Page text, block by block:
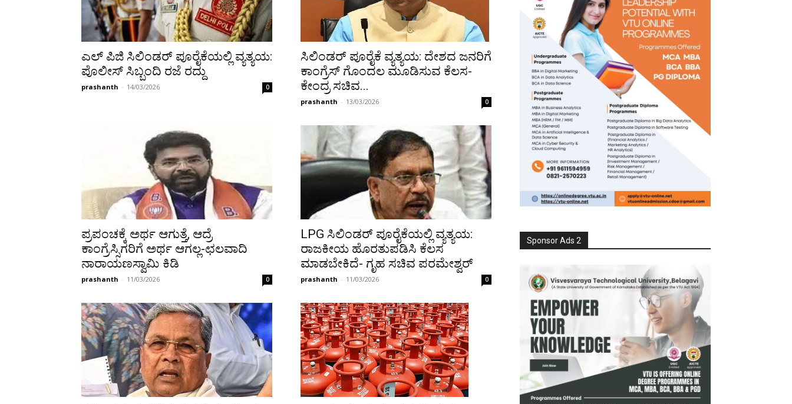
ಎಲ್ ಪಿಜಿ ಸಿಲಿಂಡರ್ ಪೂರೈಕೆಯಲ್ಲಿ ವ್ಯತ್ಯಯ:
ಪೊಲೀಸ್ ಸಿಬ್ಬಂದಿ ರಜೆ ರದ್ದು
prashanth - 14/03/2026 0
ಸಿಲಿಂಡರ್ ಪೂರೈಕೆ ವ್ಯತ್ಯಯ: ದೇಶದ ಜನರಿಗೆ
ಕಾಂಗ್ರೆಸ್ ಗೊಂದಲ ಮೂಡಿಸುವ ಕೆಲಸ-
ಕೇಂದ್ರ ಸಚಿವ...
prashanth - 13/03/2026 0
ಪ್ರಪಂಚಕ್ಕೆ ಅರ್ಥ ಆಗುತ್ತೆ, ಆದ್ರೆ
ಕಾಂಗ್ರೆಸ್ಸಿಗರಿಗೆ ಅರ್ಥ ಆಗಲ್ಲ-ಛಲವಾದಿ
ನಾರಾಯಣಸ್ವಾಮಿ ಕಿಡಿ
prashanth - 11/03/2026 0
LPG ಸಿಲಿಂಡರ್ ಪೂರೈಕೆಯಲ್ಲಿ ವ್ಯತ್ಯಯ:
ರಾಜಕೀಯ ಹೊರತುಪಡಿಸಿ ಕೆಲಸ
ಮಾಡಬೇಕಿದೆ- ಗೃಹ ಸಚಿವ ಪರಮೇಶ್ವರ್
prashanth - 11/03/2026 0
Sponsor Ads 2